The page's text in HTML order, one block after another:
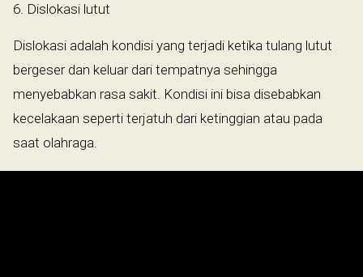
6. Dislokasi lutut
Dislokasi adalah kondisi yang terjadi ketika tulang lutut
bergeser dan keluar dari tempatnya sehingga
menyebabkan rasa sakit. Kondisi ini bisa disebabkan
kecelakaan seperti terjatuh dari ketinggian atau pada
saat olahraga.